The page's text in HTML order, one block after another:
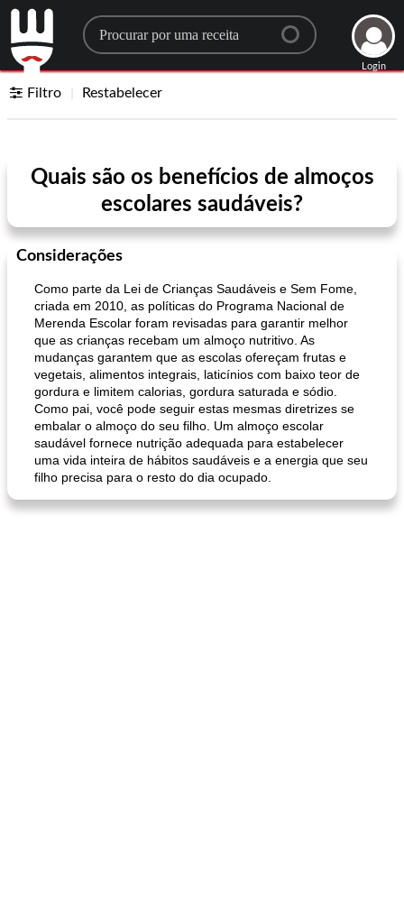
Search for a recipe
Login
Filtro Restabelecer
Quais são os benefícios de almoços
escolares saudáveis?
Considerações
Como parte da Lei de Crianças Saudáveis ​​e Sem Fome,
criada em 2010, as políticas do Programa Nacional de
Merenda Escolar foram revisadas para garantir melhor
que as crianças recebam um almoço nutritivo. As
mudanças garantem que as escolas ofereçam frutas e
vegetais, alimentos integrais, laticínios com baixo teor de
gordura e limitem calorias, gordura saturada e sódio.
Como pai, você pode seguir estas mesmas diretrizes se
embalar o almoço do seu filho. Um almoço escolar
saudável fornece nutrição adequada para estabelecer
uma vida inteira de hábitos saudáveis ​​e a energia que seu
filho precisa para o resto do dia ocupado.